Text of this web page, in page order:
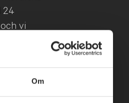
Om
24
vi